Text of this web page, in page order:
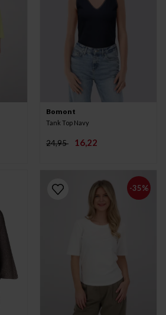
Bomont
Tank Top Navy
24,95 16,22
-35%